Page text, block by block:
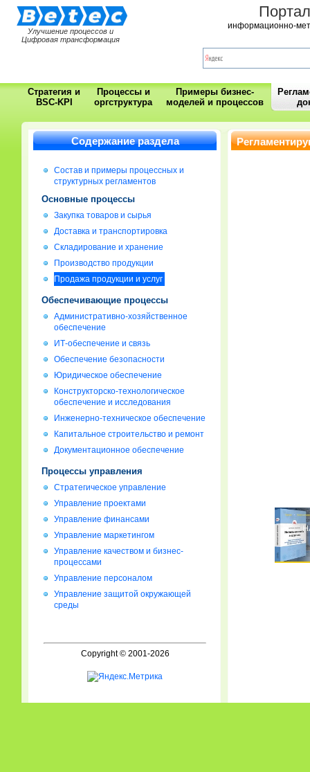
Улучшение процессов и
Цифровая трансформация
информационно-
Стратегия и
BSC-KPI
Процессы и
оргструктура
Примеры бизнес-
моделей и процессов
Содержание раздела
Состав и примеры процессных и
структурных регламентов
Основные процессы
Закупка товаров и сырья
Доставка и транспортировка
Складирование и хранение
Производство продукции
Продажа продукции и услуг
Обеспечивающие процессы
Административно-хозяйственное
обеспечение
ИТ-обеспечение и связь
Обеспечение безопасности
Юридическое обеспечение
Конструкторско-технологическое
обеспечение и исследования
Инженерно-техническое обеспечение
Капитальное строительство и ремонт
Документационное обеспечение
Процессы управления
Стратегическое управление
Управление проектами
Управление финансами
Управление маркетингом
Управление качеством и бизнес-
процессами
Управление персоналом
Управление защитой окружающей
среды
Copyright © 2001-2026